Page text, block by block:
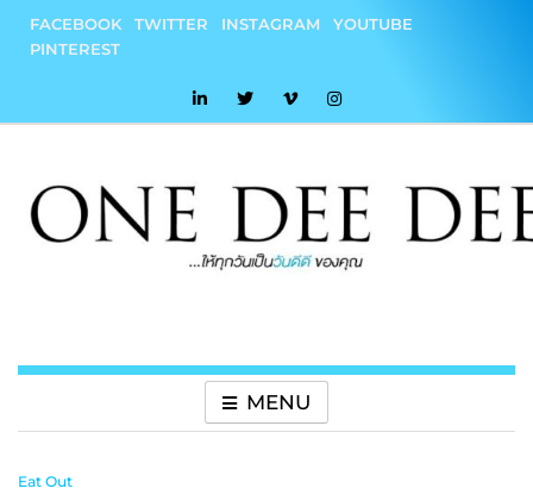
content
FACEBOOK TWITTER INSTAGRAM
YOUTUBE
PINTEREST
MENU
Eat Out